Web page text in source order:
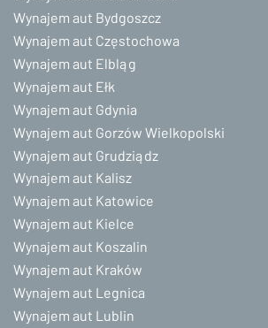
Wynajem aut Bydgoszcz
Wynajem aut Częstochowa
Wynajem aut Elbląg
Wynajem aut Ełk
Wynajem aut Gdynia
Wynajem aut Gorzów Wielkopolski
Wynajem aut Grudziądz
Wynajem aut Kalisz
Wynajem aut Katowice
Wynajem aut Kielce
Wynajem aut Koszalin
Wynajem aut Kraków
Wynajem aut Legnica
Wynajem aut Lublin